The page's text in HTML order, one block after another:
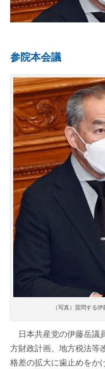
参院本会議
（写真）質問する
日本共産党の伊藤岳議
方財政計画、地方税法等
格差の拡大に歯止めをか